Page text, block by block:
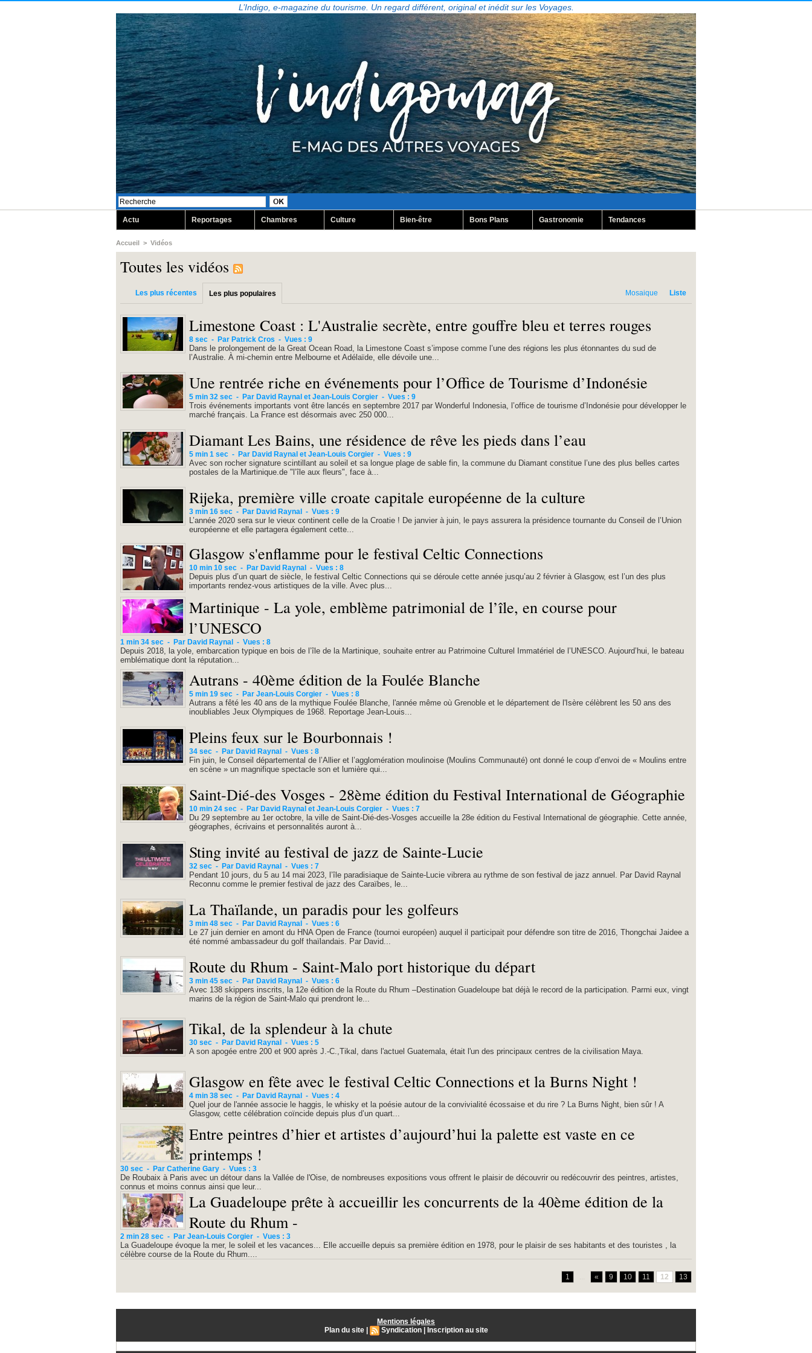
L’Indigo, e-magazine du tourisme. Un regard différent, original et inédit sur les Voyages.
Actu Reportages Chambres Culture Bien-être Bons Plans Gastronomie Tendances
Accueil > Vidéos
Toutes les vidéos
Les plus récentes Les plus populaires Liste
Mosaique
Limestone Coast : L'Australie secrète, entre gouffre bleu et terres rouges
8 sec - Par Patrick Cros -Vues : 9
Dans le prolongement de la Great Ocean Road, la Limestone Coast s’impose comme l’une des régions les plus étonnantes du sud de
l’Australie. À mi-chemin entre Melbourne et Adélaïde, elle dévoile une...
Une rentrée riche en événements pour l’Office de Tourisme d’Indonésie
5 min 32 sec - Par David Raynal et Jean-Louis Corgier -Vues : 9
Trois événements importants vont être lancés en septembre 2017 par Wonderful Indonesia, l’office de tourisme d’Indonésie pour développer le
marché français. La France est désormais avec 250 000...
Diamant Les Bains, une résidence de rêve les pieds dans l’eau
5 min 1 sec - Par David Raynal et Jean-Louis Corgier -Vues : 9
Avec son rocher signature scintillant au soleil et sa longue plage de sable fin, la commune du Diamant constitue l’une des plus belles cartes
postales de la Martinique.de "l’île aux fleurs", face à...
Rijeka, première ville croate capitale européenne de la culture
3 min 16 sec - Par David Raynal -Vues : 9
L’année 2020 sera sur le vieux continent celle de la Croatie ! De janvier à juin, le pays assurera la présidence tournante du Conseil de l’Union
européenne et elle partagera également cette...
Glasgow s'enflamme pour le festival Celtic Connections
10 min 10 sec - Par David Raynal -Vues : 8
Depuis plus d’un quart de siècle, le festival Celtic Connections qui se déroule cette année jusqu’au 2 février à Glasgow, est l’un des plus
importants rendez-vous artistiques de la ville. Avec plus...
Martinique - La yole, emblème patrimonial de l’île, en course pour
l’UNESCO
1 min 34 sec - Par David Raynal - Vues : 8
Depuis 2018, la yole, embarcation typique en bois de l’île de la Martinique, souhaite entrer au Patrimoine Culturel Immatériel de l’UNESCO. Aujourd’hui, le bateau
emblématique dont la réputation...
Autrans - 40ème édition de la Foulée Blanche
5 min 19 sec - Par Jean-Louis Corgier -Vues : 8
Autrans a fêté les 40 ans de la mythique Foulée Blanche, l'année même où Grenoble et le département de l'Isère célèbrent les 50 ans des
inoubliables Jeux Olympiques de 1968. Reportage Jean-Louis...
Pleins feux sur le Bourbonnais !
34 sec - Par David Raynal -Vues : 8
Fin juin, le Conseil départemental de l’Allier et l’agglomération moulinoise (Moulins Communauté) ont donné le coup d’envoi de « Moulins entre
en scène » un magnifique spectacle son et lumière qui...
Saint-Dié-des Vosges - 28ème édition du Festival International de Géographie
10 min 24 sec - Par David Raynal et Jean-Louis Corgier -Vues : 7
Du 29 septembre au 1er octobre, la ville de Saint-Dié-des-Vosges accueille la 28e édition du Festival International de géographie. Cette année,
géographes, écrivains et personnalités auront à...
Sting invité au festival de jazz de Sainte-Lucie
32 sec - Par David Raynal -Vues : 7
Pendant 10 jours, du 5 au 14 mai 2023, l’île paradisiaque de Sainte-Lucie vibrera au rythme de son festival de jazz annuel. Par David Raynal
Reconnu comme le premier festival de jazz des Caraïbes, le...
La Thaïlande, un paradis pour les golfeurs
3 min 48 sec - Par David Raynal -Vues : 6
Le 27 juin dernier en amont du HNA Open de France (tournoi européen) auquel il participait pour défendre son titre de 2016, Thongchai Jaidee a
été nommé ambassadeur du golf thaïlandais. Par David...
Route du Rhum - Saint-Malo port historique du départ
3 min 45 sec - Par David Raynal -Vues : 6
Avec 138 skippers inscrits, la 12e édition de la Route du Rhum –Destination Guadeloupe bat déjà le record de la participation. Parmi eux, vingt
marins de la région de Saint-Malo qui prendront le...
Tikal, de la splendeur à la chute
30 sec - Par David Raynal -Vues : 5
A son apogée entre 200 et 900 après J.-C.,Tikal, dans l'actuel Guatemala, était l'un des principaux centres de la civilisation Maya.
Glasgow en fête avec le festival Celtic Connections et la Burns Night !
4 min 38 sec - Par David Raynal -Vues : 4
Quel jour de l'année associe le haggis, le whisky et la poésie autour de la convivialité écossaise et du rire ? La Burns Night, bien sûr ! A
Glasgow, cette célébration coïncide depuis plus d’un quart...
Entre peintres d’hier et artistes d’aujourd’hui la palette est vaste en ce
printemps !
30 sec - Par Catherine Gary - Vues : 3
De Roubaix à Paris avec un détour dans la Vallée de l'Oise, de nombreuses expositions vous offrent le plaisir de découvrir ou redécouvrir des peintres, artistes,
connus et moins connus ainsi que leur...
La Guadeloupe prête à accueillir les concurrents de la 40ème édition de la
Route du Rhum -
2 min 28 sec - Par Jean-Louis Corgier - Vues : 3
La Guadeloupe évoque la mer, le soleil et les vacances... Elle accueille depuis sa première édition en 1978, pour le plaisir de ses habitants et des touristes , la
célèbre course de la Route du Rhum....
1 ... « 9 10 11 12 13
Mentions légales
Plan du site
Syndication Inscription au site